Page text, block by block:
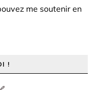
me soutenir en
!